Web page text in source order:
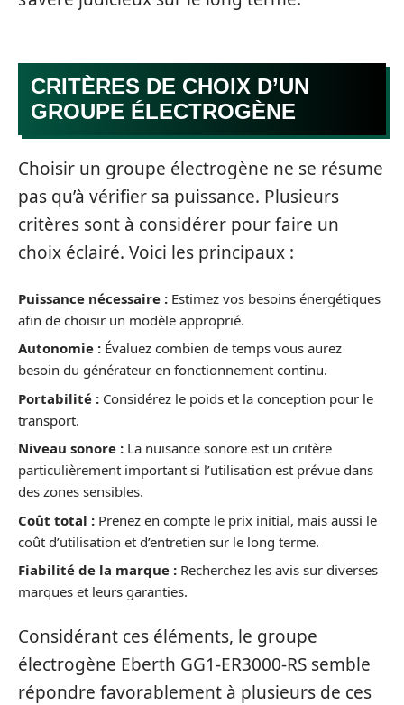
CRITÈRES DE CHOIX D’UN
GROUPE ÉLECTROGÈNE
Choisir un groupe électrogène ne se résume
pas qu’à vérifier sa puissance. Plusieurs
critères sont à considérer pour faire un
choix éclairé. Voici les principaux :
Puissance nécessaire : Estimez vos besoins énergétiques
afin de choisir un modèle approprié.
Autonomie : Évaluez combien de temps vous aurez
besoin du générateur en fonctionnement continu.
Portabilité : Considérez le poids et la conception pour le
transport.
Niveau sonore : La nuisance sonore est un critère
particulièrement important si l’utilisation est prévue dans
des zones sensibles.
Coût total : Prenez en compte le prix initial, mais aussi le
coût d’utilisation et d’entretien sur le long terme.
Fiabilité de la marque : Recherchez les avis sur diverses
marques et leurs garanties.
Considérant ces éléments, le groupe
électrogène Eberth GG1-ER3000-RS semble
répondre favorablement à plusieurs de ces